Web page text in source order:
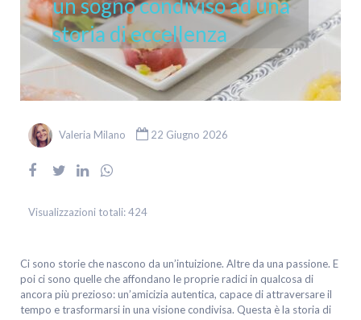
un sogno condiviso ad una
storia di eccellenza
Valeria Milano 22 Giugno 2026
Visualizzazioni totali:424
Ci sono storie che nascono da un’intuizione. Altre da una passione. E
poi ci sono quelle che affondano le proprie radici in qualcosa di
ancora più prezioso: un’amicizia autentica, capace di attraversare il
tempo e trasformarsi in una visione condivisa. Questa è la storia di